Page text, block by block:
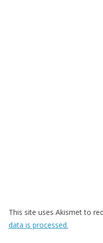
This site uses Akismet to
data is processed.